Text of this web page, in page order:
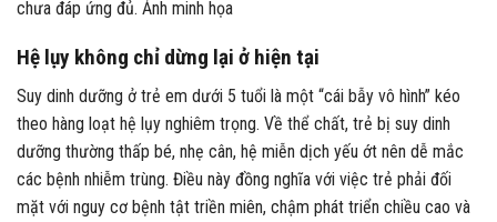
chưa đáp ứng đủ. Ảnh minh họa
Hệ lụy không chỉ dừng lại ở hiện tại
Suy dinh dưỡng ở trẻ em dưới 5 tuổi là một “cái bẫy vô hình” kéo
theo hàng loạt hệ lụy nghiêm trọng. Về thể chất, trẻ bị suy dinh
dưỡng thường thấp bé, nhẹ cân, hệ miễn dịch yếu ớt nên dễ mắc
các bệnh nhiễm trùng. Điều này đồng nghĩa với việc trẻ phải đối
mặt với nguy cơ bệnh tật triền miên, chậm phát triển chiều cao và